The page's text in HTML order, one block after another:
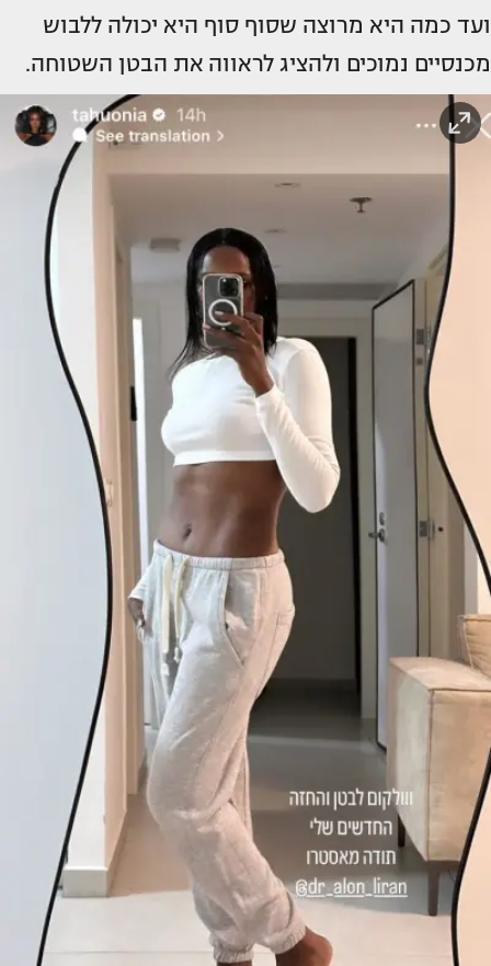
ועד כמה היא מרוצה שסוף סוף היא יכולה ללבוש
מכנסיים נמוכים ולהציג לראווה את הבטן השטוחה.